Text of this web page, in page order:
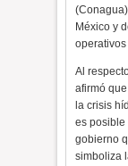
México y
Al
afirmó
la crisis
es posible
gobierno
simboliza